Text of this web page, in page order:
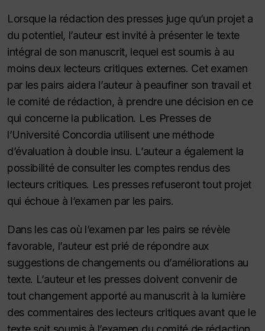
Lorsque la rédaction des presses juge qu’un projet a
du potentiel, l’auteur est invité à présenter le texte
intégral de son manuscrit, lequel est soumis à au
moins deux lecteurs critiques externes. Cet examen
par les pairs aidera l’auteur à peaufiner son travail et
le comité de rédaction, à prendre une décision en ce
qui concerne la publication. Les Presses de
l’Université Concordia utilisent une méthode
d’évaluation à double insu. L’auteur a également la
possibilité de consulter les comptes rendus des
lecteurs critiques. Les presses refuseront tout projet
qui échoue à l’examen par les pairs.
Dans les cas où l’examen par les pairs se révèle
favorable, l’auteur est prié de répondre aux
suggestions de changements ou d’améliorations au
texte. L’auteur et les presses doivent convenir de
tout changement apporté au manuscrit à la lumière
des commentaires des lecteurs critiques avant que le